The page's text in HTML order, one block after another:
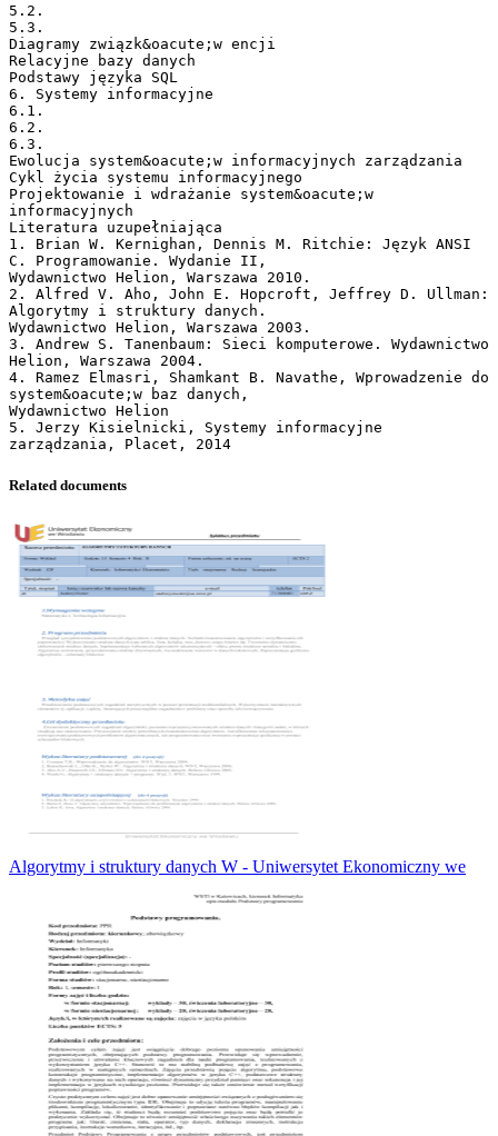
5.2.
5.3.
Diagramy związk&oacute;w encji
Relacyjne bazy danych
Podstawy języka SQL
6. Systemy informacyjne
6.1.
6.2.
6.3.
Ewolucja system&oacute;w informacyjnych zarządzania
Cykl życia systemu informacyjnego
Projektowanie i wdrażanie system&oacute;w
informacyjnych
Literatura uzupełniająca
1. Brian W. Kernighan, Dennis M. Ritchie: Język ANSI
C. Programowanie. Wydanie II,
Wydawnictwo Helion, Warszawa 2010.
2. Alfred V. Aho, John E. Hopcroft, Jeffrey D. Ullman:
Algorytmy i struktury danych.
Wydawnictwo Helion, Warszawa 2003.
3. Andrew S. Tanenbaum: Sieci komputerowe. Wydawnictwo
Helion, Warszawa 2004.
4. Ramez Elmasri, Shamkant B. Navathe, Wprowadzenie do
system&oacute;w baz danych,
Wydawnictwo Helion
5. Jerzy Kisielnicki, Systemy informacyjne
Related documents
Algorytmy i struktury danych W - Uniwersytet Ekonomiczny we